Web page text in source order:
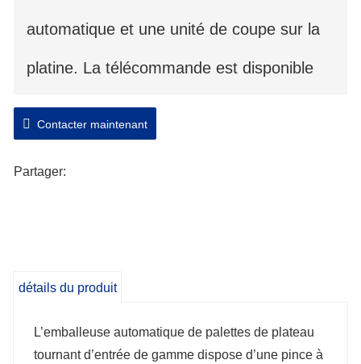
automatique et une unité de coupe sur la
platine. La télécommande est disponible
pour une meilleure automatisation.
L’emballage automatique de la platine peut
être conçu avec une platine plate ou une
sont terminés automatiquement.
Contacter maintenant
Partager:
détails du produit
L’emballeuse automatique de palettes de plateau
tournant d’entrée de gamme dispose d’une pince à